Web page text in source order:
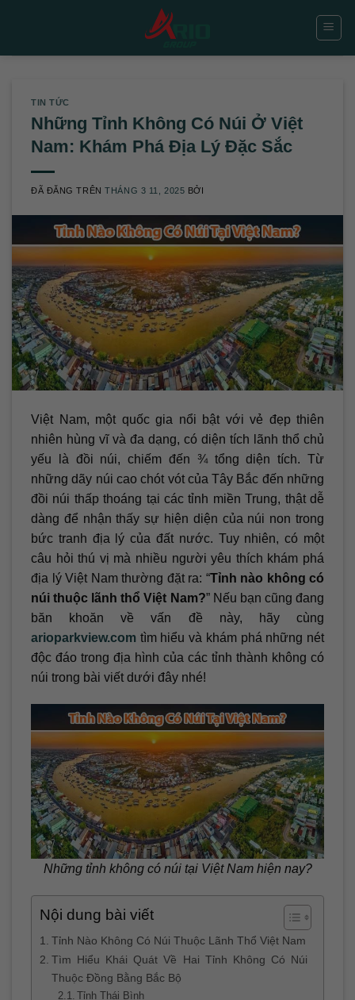
TIN TỨC
Những Tỉnh Không Có Núi Ở Việt
Nam: Khám Phá Địa Lý Đặc Sắc
ĐÃ ĐĂNG TRÊNTHÁNG 3 11, 2025 BỞI
Việt Nam, một quốc gia nổi bật với vẻ đẹp thiên
nhiên hùng vĩ và đa dạng, có diện tích lãnh thổ chủ
yếu là đồi núi, chiếm đến ¾ tổng diện tích. Từ
những dãy núi cao chót vót của Tây Bắc đến những
đồi núi thấp thoáng tại các tỉnh miền Trung, thật dễ
dàng để nhận thấy sự hiện diện của núi non trong
bức tranh địa lý của đất nước. Tuy nhiên, có một
câu hỏi thú vị mà nhiều người yêu thích khám phá
địa lý Việt Nam thường đặt ra: “Tỉnh nào không có
núi thuộc lãnh thổ Việt Nam?” Nếu bạn cũng đang
băn khoăn về vấn đề này, hãy cùng
arioparkview.com tìm hiểu và khám phá những nét
độc đáo trong địa hình của các tỉnh thành không có
núi trong bài viết dưới đây nhé!
Những tỉnh không có núi tại Việt Nam hiện nay?
Nội dung bài viết
Tỉnh Nào Không Có Núi Thuộc Lãnh Thổ Việt Nam
Tìm Hiểu Khái Quát Về Hai Tỉnh Không Có Núi
Thuộc Đồng Bằng Bắc Bộ
Tỉnh Thái Bình